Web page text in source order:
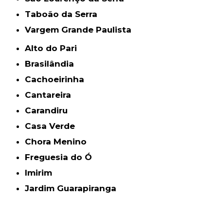
Taboão da Serra
Vargem Grande Paulista
Alto do Pari
Brasilândia
Cachoeirinha
Cantareira
Carandiru
Casa Verde
Chora Menino
Freguesia do Ó
Imirim
Jardim Guarapiranga